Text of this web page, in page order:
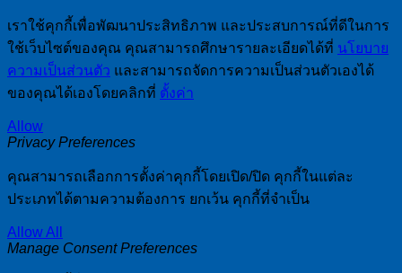
เราใช้คุกกี้เพื่อพัฒนาประสิทธิภาพ และประสบการณ์ที่ดีในการ
ใช้เว็บไซต์ของคุณ คุณสามารถศึกษารายละเอียดได้ที่ นโยบาย
ความเป็นส่วนตัว และสามารถจัดการความเป็นส่วนตัวเองได้
ของคุณได้เองโดยคลิกที่ ตั้งค่า
Allow
Privacy Preferences
คุณสามารถเลือกการตั้งค่าคุกกี้โดยเปิด/ปิด คุกกี้ในแต่ละ
ประเภทได้ตามความต้องการ ยกเว้น คุกกี้ที่จำเป็น
Allow All
Manage Consent Preferences